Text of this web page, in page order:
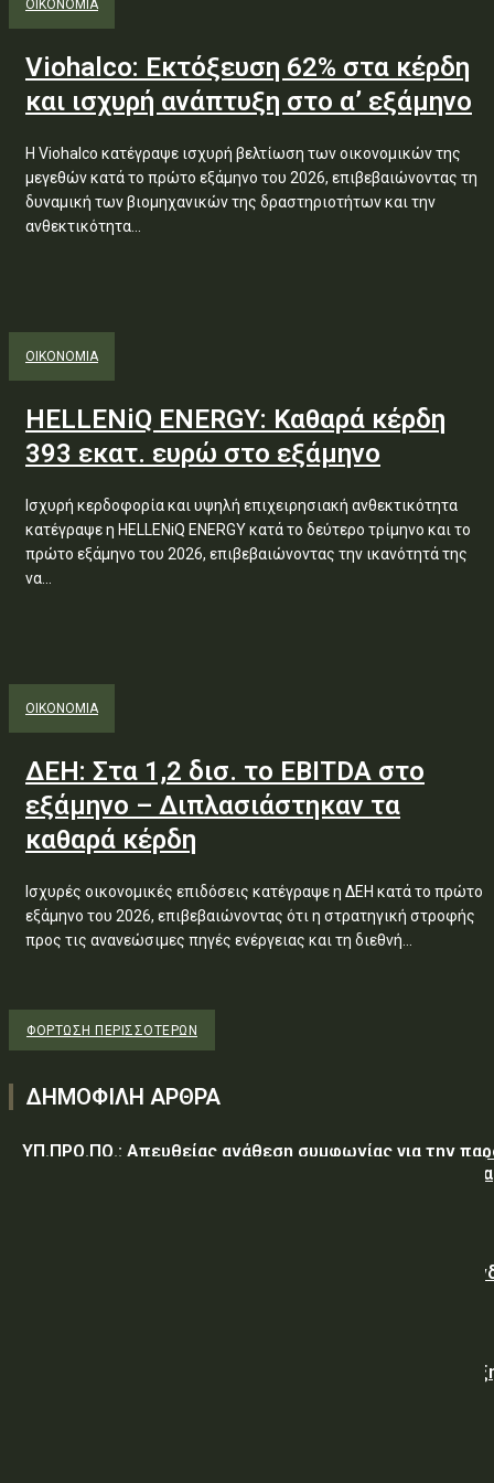
ΟΙΚΟΝΟΜΙΑ
Viohalco: Εκτόξευση 62% στα κέρδη
και ισχυρή ανάπτυξη στο α’ εξάμηνο
Η Viohalco κατέγραψε ισχυρή βελτίωση των οικονομικών της
μεγεθών κατά το πρώτο εξάμηνο του 2026, επιβεβαιώνοντας τη
δυναμική των βιομηχανικών της δραστηριοτήτων και την
ανθεκτικότητα...
ΟΙΚΟΝΟΜΙΑ
HELLENiQ ENERGY: Καθαρά κέρδη
393 εκατ. ευρώ στο εξάμηνο
Ισχυρή κερδοφορία και υψηλή επιχειρησιακή ανθεκτικότητα
κατέγραψε η HELLENiQ ENERGY κατά το δεύτερο τρίμηνο και το
πρώτο εξάμηνο του 2026, επιβεβαιώνοντας την ικανότητά της
να...
ΟΙΚΟΝΟΜΙΑ
ΔΕΗ: Στα 1,2 δισ. το EBITDA στο
εξάμηνο – Διπλασιάστηκαν τα
καθαρά κέρδη
Ισχυρές οικονομικές επιδόσεις κατέγραψε η ΔΕΗ κατά το πρώτο
εξάμηνο του 2026, επιβεβαιώνοντας ότι η στρατηγική στροφής
προς τις ανανεώσιμες πηγές ενέργειας και τη διεθνή...
ΦΌΡΤΩΣΗ ΠΕΡΙΣΣΟΤΈΡΩΝ
ΔΗΜΟΦΙΛΗ ΑΡΘΡΑ
ΥΠ.ΠΡΟ.ΠΟ.: Απευθείας ανάθεση συμφωνίας για την
υπηρεσιών κλειδαρά για τη σφράγιση οικίας στα Μέγαρα
Γαλλική «ψήφος εμπιστοσύνης» στην ηλεκτρική
Viohalco: Εκτόξευση 62% στα κέρδη και ισχυρή